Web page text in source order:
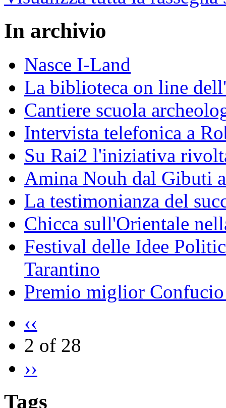
In archivio
Nasce I-Land
La biblioteca on line
Cantiere scuola
Intervista telefonica a
Su Rai2 l'iniziativa
Amina Nouh dal Gibuti
La testimonianza del
Chicca sull'Orientale
Festival delle Idee
Tarantino
Premio miglior
‹‹
2 of 28
››
Tags